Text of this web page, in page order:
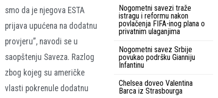
smo da je njegova ESTA
prijava upućena na dodatnu
provjeru”, navodi se u
saopštenju Saveza. Razlog
zbog kojeg su američke
vlasti pokrenule dodatnu
Nogometni savezi traže
istragu i reformu nakon
povlačenja FIFA-inog plana o
privatnim ulaganjima
Nogometni savez Srbije
povukao podršku Gianniju
Infantinu
Chelsea doveo Valentina
Barca iz Strasbourga